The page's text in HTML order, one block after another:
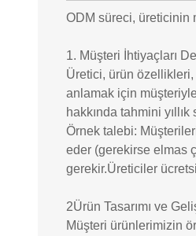
ODM süreci, üreticinin
1. Müşteri İhtiyaçları
Üretici, ürün
anlamak için
hakkında tahmini yıllık
Örnek talebi:
eder (gerekirse elmas
gerekir.Üreticiler
2Ürün Tasarımı ve
Müşteri ürünlerimizin